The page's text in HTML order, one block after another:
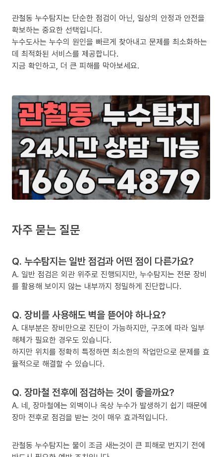
관철동 누수탐지는 단순한 점검이 아닌, 일상의 안정과 안전을
확보하는 중요한 선택입니다.
누수도사는 누수의 원인을 빠르게 찾아내고 문제를 최소화하는
데 최적화된 서비스를 제공합니다.
지금 확인하고, 더 큰 피해를 막아보세요.
자주 묻는 질문
Q. 누수탐지는 일반 점검과 어떤 점이 다른가요?
A. 일반 점검은 외관 위주로 진행되지만, 누수탐지는 전문 장비
를 활용해 보이지 않는 내부까지 정밀하게 진단합니다.
Q. 장비를 사용해도 벽을 뜯어야 하나요?
A. 대부분은 장비만으로 진단이 가능하지만, 구조에 따라 일부
해체가 필요한 경우도 있습니다.
하지만 위치를 정확히 특정하면 최소한의 작업만으로 문제를 효
율적으로 해결할 수 있습니다.
Q. 장마철 전후에 점검하는 것이 좋을까요?
A. 네, 장마철에는 외벽이나 옥상 누수가 발생하기 쉽기 때문에
장마 전후로 점검을 받는 것이 매우 효과적입니다.
관철동 누수탐지는 물이 조금 새는것이 큰 피해로 번지기 전에